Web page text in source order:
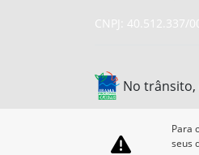
CNPJ: 40.512.337/
No trânsito,
Para
seus